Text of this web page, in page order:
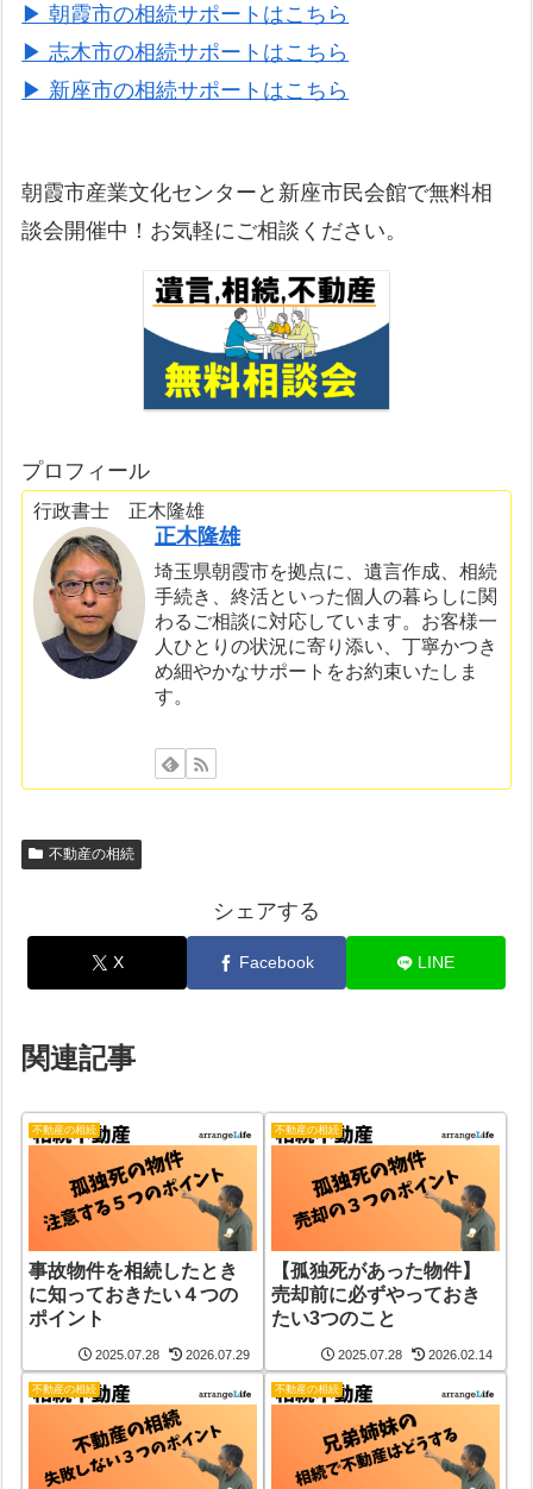
▶ 朝霞市の相続サポートはこちら
▶ 志木市の相続サポートはこちら
▶ 新座市の相続サポートはこちら
朝霞市産業文化センターと新座市民会館で無料相
談会開催中！お気軽にご相談ください。
プロフィール
行政書士 正木隆雄
正木隆雄
埼玉県朝霞市を拠点に、遺言作成、相続
手続き、終活といった個人の暮らしに関
わるご相談に対応しています。お客様一
人ひとりの状況に寄り添い、丁寧かつき
め細やかなサポートをお約束いたしま
す。
不動産の相続
シェアする
X Facebook LINE
関連記事
不動産の相続
事故物件を相続したとき
に知っておきたい４つの
ポイント
2025.07.28 2026.07.29
不動産の相続
【孤独死があった物件】
売却前に必ずやっておき
たい3つのこと
2025.07.28 2026.02.14
不動産の相続 不動産の相続